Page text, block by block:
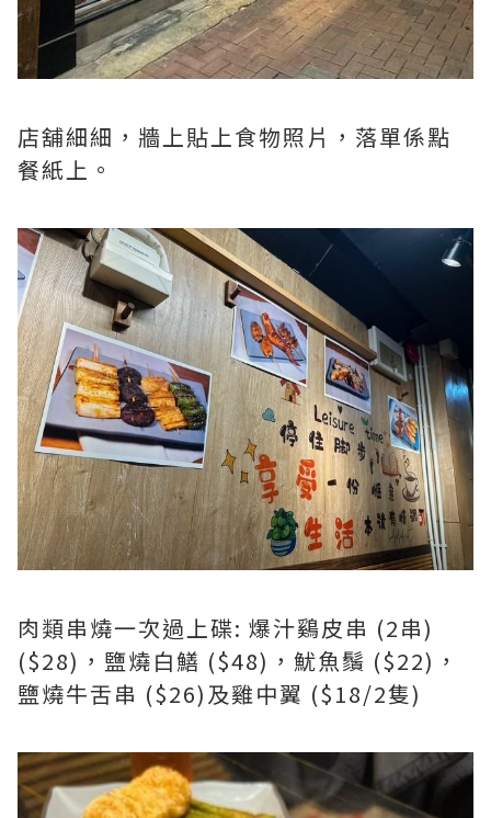
店舖細細，牆上貼上食物照片，落單係點
餐紙上。
肉類串燒一次過上碟: 爆汁鷄皮串 (2串)
($28)，鹽燒白鱔 ($48)，魷魚鬚 ($22)，
鹽燒牛舌串 ($26)及雞中翼 ($18/2隻)